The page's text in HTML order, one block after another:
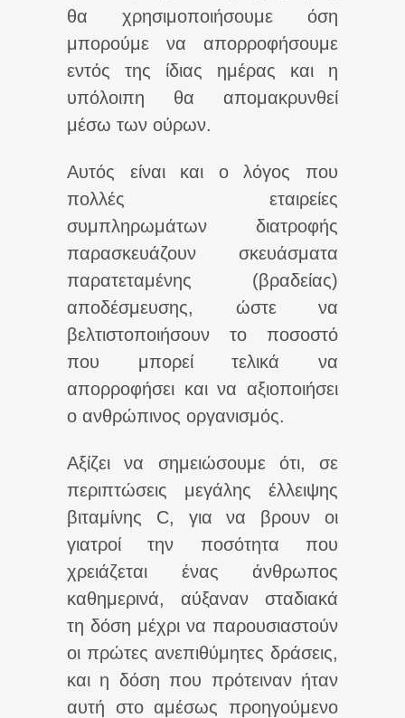
θα χρησιμοποιήσουμε όση
μπορούμε να απορροφήσουμε
εντός της ίδιας ημέρας και η
υπόλοιπη θα απομακρυνθεί
μέσω των ούρων.
Αυτός είναι και ο λόγος που
πολλές εταιρείες
συμπληρωμάτων διατροφής
παρασκευάζουν σκευάσματα
παρατεταμένης (βραδείας)
αποδέσμευσης, ώστε να
βελτιστοποιήσουν το ποσοστό
που μπορεί τελικά να
απορροφήσει και να αξιοποιήσει
ο ανθρώπινος οργανισμός.
Αξίζει να σημειώσουμε ότι, σε
περιπτώσεις μεγάλης έλλειψης
βιταμίνης C, για να βρουν οι
γιατροί την ποσότητα που
χρειάζεται ένας άνθρωπος
καθημερινά, αύξαναν σταδιακά
τη δόση μέχρι να παρουσιαστούν
οι πρώτες ανεπιθύμητες δράσεις,
και η δόση που πρότειναν ήταν
αυτή στο αμέσως προηγούμενο